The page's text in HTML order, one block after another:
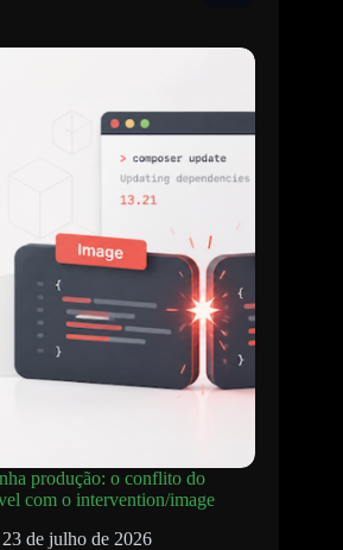
produção: o conflito do
com o intervention/image
23 de julho de 2026